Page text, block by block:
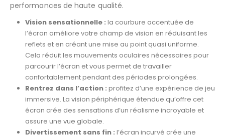
performances de haute qualité.
Vision sensationnelle : la courbure accentuée de
l’écran améliore votre champ de vision en réduisant les
reflets et en créant une mise au point quasi uniforme.
Cela réduit les mouvements oculaires nécessaires pour
parcourir l’écran et vous permet de travailler
confortablement pendant des périodes prolongées.
Rentrez dans l’action : profitez d’une expérience de jeu
immersive. La vision périphérique étendue qu’offre cet
écran crée des sensations d’un réalisme incroyable et
assure une vue globale.
Divertissement sans fin : l’écran incurvé crée une